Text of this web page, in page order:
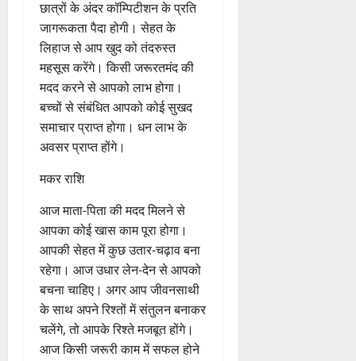
संभाल लेंगे। नौकरी करने वाले लोगों
को सहयोगियों से मदद मिलेगी जिससे
आपका कार्य जल्दी पूरा हो जायेगा।
आज भविष्य में जीवनसाथी के साथ
किसी तीर्थ स्थल की यात्रा करने का
वादा कर सकते हैं। इस राशि के
छात्रों के अंदर कॉम्पिटीशन के प्रति
जागरूकता पैदा होगी। सेहत के
लिहाज से आप खुद को तंदरुस्त
महसूस करेंगे। किसी जरूरतमंद की
मदद करने से आपको लाभ होगा।
बच्चों से संबंधित आपको कोई सुखद
समाचार प्राप्त होगा। धन लाभ के
अवसर प्राप्त होंगे।
मकर राशि
आज माता-पिता की मदद मिलने से
आपका कोई खास काम पूरा होगा।